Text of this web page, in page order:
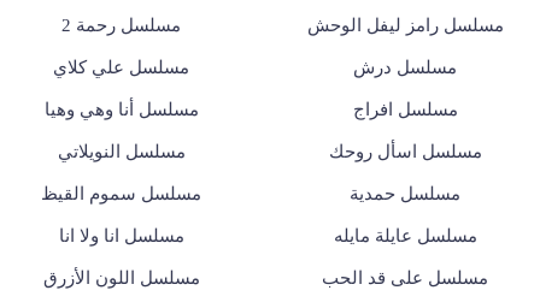
مسلسل رامز ليفل الوحش مسلسل رحمة 2
مسلسل درش مسلسل علي كلاي
مسلسل افراج مسلسل أنا وهي وهيا
مسلسل اسأل روحك مسلسل النويلاتي
مسلسل حمدية مسلسل سموم القيظ
مسلسل عايلة مايله مسلسل انا ولا انا
مسلسل على قد الحب مسلسل اللون الأزرق